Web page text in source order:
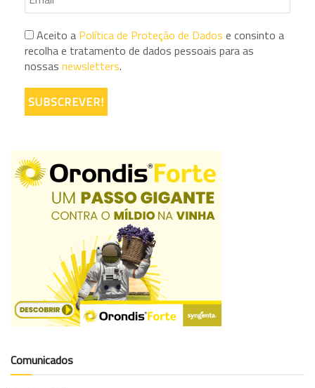
Aceito a Política de Proteção de Dados e consinto a
recolha e tratamento de dados pessoais para as
nossas newsletters.
Comunicados